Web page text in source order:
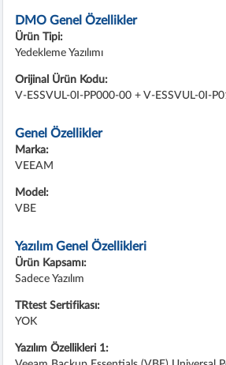
DMO Genel Özellikler
Ürün Tipi:
Yedekleme Yazılımı
Orijinal Ürün Kodu:
V-ESSVUL-0I-PP000-00 + V-ESSVUL-0I-
Genel Özellikler
Marka:
VEEAM
Model:
VBE
Yazılım Genel Özellikleri
Ürün Kapsamı:
Sadece Yazılım
TRtest Sertifikası:
YOK
Yazılım Özellikleri 1: